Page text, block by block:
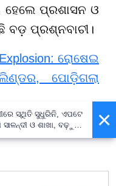
ହେଲେ ପ୍ରଶାସନ ଓ
ପ୍ରଶ୍ନବାଚୀ।
ରୋଷେଇ
ପୋଡ଼ିଗଲା
×
ସ୍ଥିତି ସୁଧୁରିନି, ଏପଟେ
ଓ ଶାଖା, ବଢ଼ୁଛି